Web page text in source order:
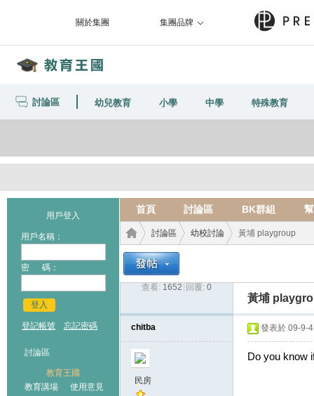
關於集團 集團品牌
討論區 幼兒教育 小學 中學 特殊教育
用戶登入
用戶名稱：
密 碼：
登入
登記帳號 忘記密碼
討論區
教育王國
教育講場
使用意見
首頁 討論區 BK群組
討論區
›
幼校討論 黃埔 playgroup
查看: 1652 回覆: 0
黃埔
chitba
民房
發表於 09-9-
Do you know